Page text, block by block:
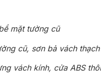
mặt tường cũ
cũ, sơn bả vách
vách kính, cửa ABS